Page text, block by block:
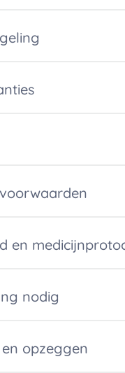
en
nodig
opzeggen